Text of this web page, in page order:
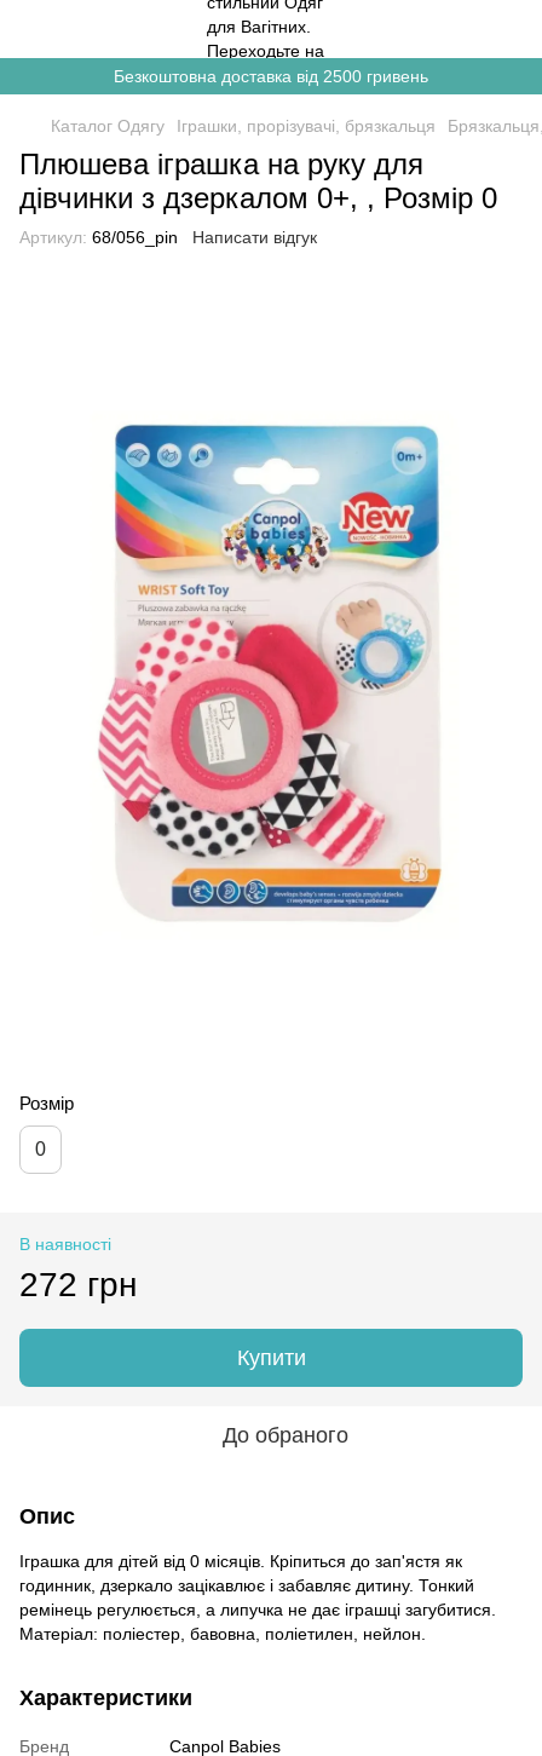
Безкоштовна доставка від 2500 гривень
Каталог Одягу Іграшки, прорізувачі, брязкальця
Плюшева іграшка на руку для
дівчинки з дзеркалом 0+, , Розмір 0
Артикул: 68/056_pin Написати відгук
Розмір
0
В наявності
272 грн
Купити
До обраного
Опис
Іграшка для дітей від 0 місяців. Кріпиться до зап'ястя як
годинник, дзеркало зацікавлює і забавляє дитину. Тонкий
ремінець регулюється, а липучка не дає іграшці загубитися.
Матеріал: поліестер, бавовна, поліетилен, нейлон.
Характеристики
Бренд
Canpol Babies